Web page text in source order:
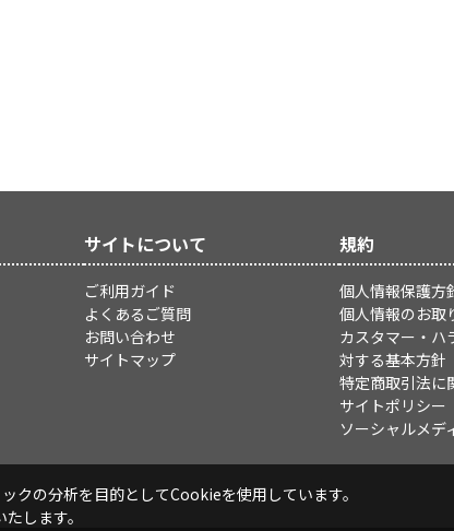
サイトについて
ご利用ガイド
よくあるご質問
お問い合わせ
サイトマップ
規約
個人情報保護方
個人情報のお取
カスタマー・ハ
対する基本方針
特定商取引法に
サイトポリシー
ソーシャルメデ
クの分析を目的としてCookieを使用しています。
します。